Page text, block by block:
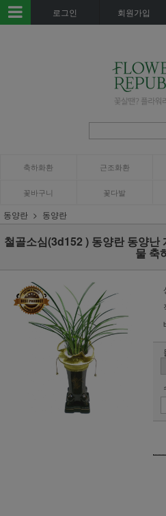
로그인 회원가입
축하화환 근조화환
꽃바구니 꽃다발
동양란 동양란
철골소심(3d152 ) 동양란 동양난
물 축